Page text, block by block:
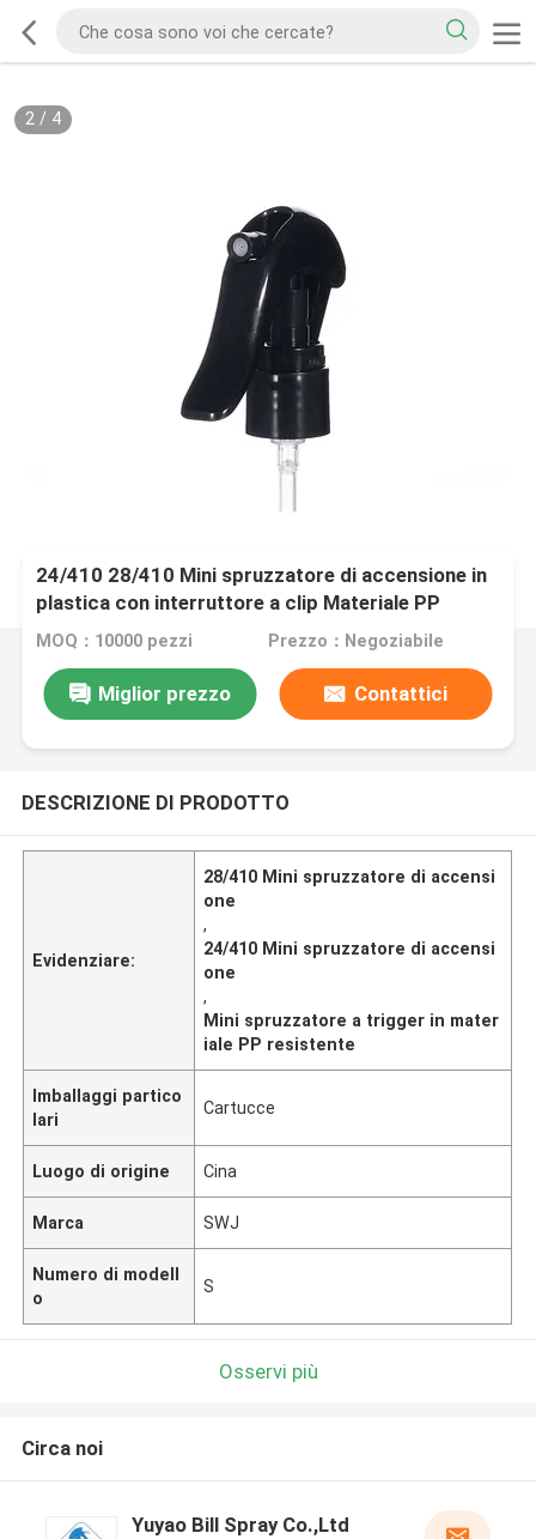
2/ 4
24/410 28/410 Mini spruzzatore di accensione in
plastica con interruttore a clip Materiale PP
resistente
MOQ：10000 pezzi Prezzo：Negoziabile
Miglior prezzo Contattici
DESCRIZIONE DI PRODOTTO
Evidenziare:
28/410 Mini spruzzatore di accensi
one
,
24/410 Mini spruzzatore di accensi
one
,
Mini spruzzatore a trigger in mater
iale PP resistente
Imballaggi partico
lari
Cartucce
Luogo di origine Cina
Marca SWJ
Numero di modell
o
S
Osservi più
Circa noi
Yuyao Bill Spray Co.,Ltd